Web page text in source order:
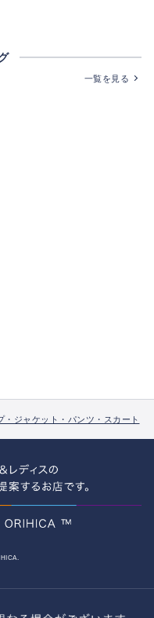
一覧を見る
・ジャケット・パンツ・スカート